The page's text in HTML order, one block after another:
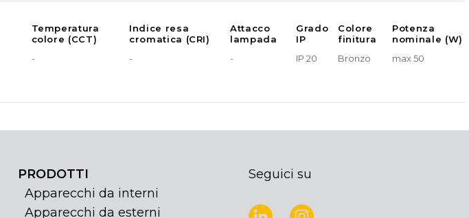
Temperatura
colore (CCT)
Indice resa
cromatica (CRI)
Attacco
lampada
Grado
IP
Colore
finitura
Potenza
nominale (W)
-
- - IP 20 Bronzo max 50
PRODOTTI
Apparecchi da interni
Apparecchi da esterni
Seguici su